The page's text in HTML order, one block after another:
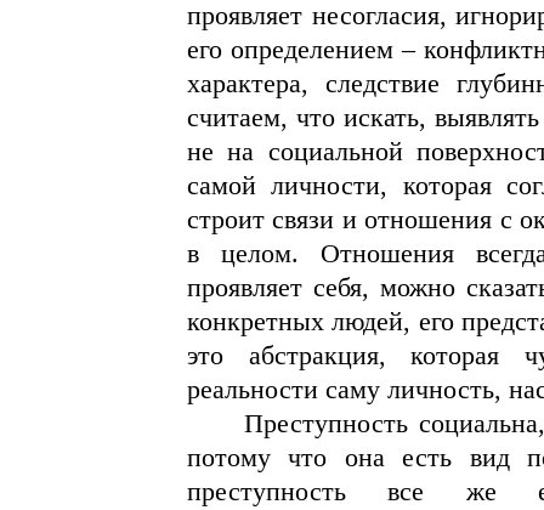
проявляет несогласия,
его определением –
характера, следствие
считаем, что искать,
не на социальной
самой личности, которая
строит связи и отношения с
в целом. Отношения
проявляет себя, можно
конкретных людей, его
это абстракция, которая
реальности саму личность,
Преступность
потому что она есть вид
преступность все же